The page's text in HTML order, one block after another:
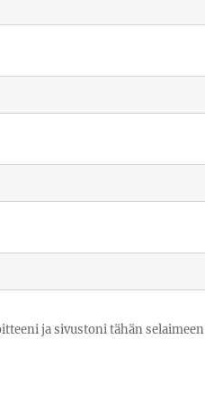
ja sivustoni tähän